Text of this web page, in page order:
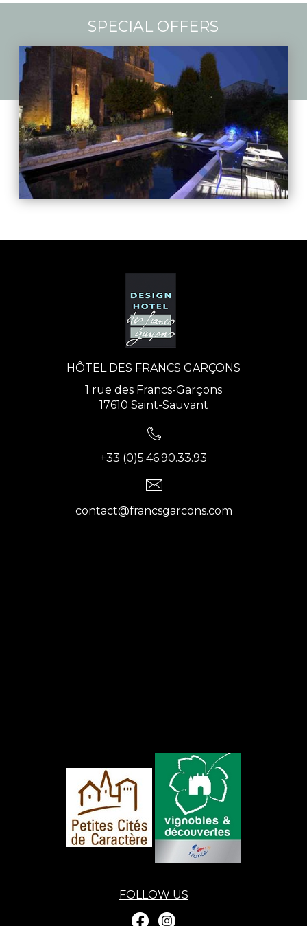
SPECIAL OFFERS
HÔTEL DES FRANCS GARÇONS
1 rue des Francs-Garçons
17610 Saint-Sauvant
+33 (0)5.46.90.33.93
contact@francsgarcons.com
FOLLOW US